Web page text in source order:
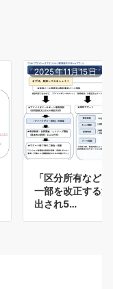
2025年11月15日
「区分所有など
一部を改正する
出され5…